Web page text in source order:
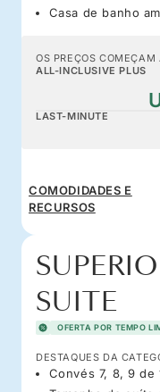
Casa de banho
OS PREÇOS COMEÇAM
ALL-INCLUSIVE PLUS
LAST-MINUTE
COMODIDADES E
RECURSOS
SUITE
OFERTA POR TEMPO
DESTAQUES DA
Convés 7, 8, 9 de